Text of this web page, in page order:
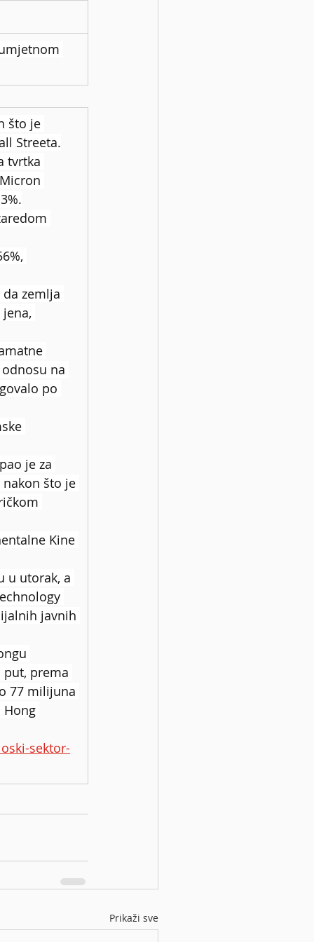
što je
Streeta.
tvrtka
zemlja
na
po
je za
nakon što je
Kine
u utorak, a
javnih
put, prema
77 milijuna
Hong
sektor-
Prikaži sve